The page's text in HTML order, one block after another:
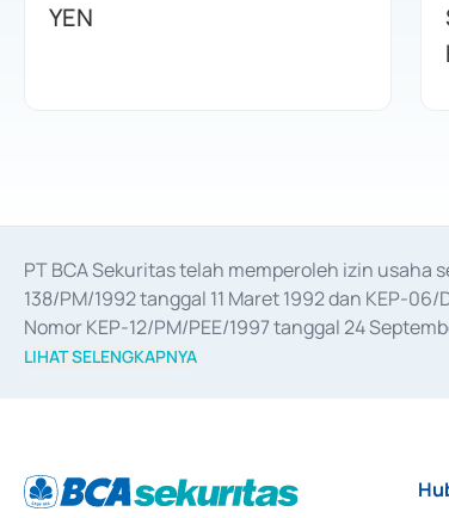
YEN
PT BCA Sekuritas telah memperoleh izin usaha
138/PM/1992 tanggal 11 Maret 1992 dan KEP-
Nomor KEP-12/PM/PEE/1997 tanggal 24
merger, akuisisi, divestasi, dan
LIHAT SELENGKAPNYA